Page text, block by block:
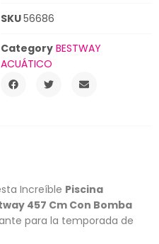
SKU56686
Category BESTWAY
ACUÁTICO
Increíble Piscina
457 Cm Con Bomba
para la temporada de